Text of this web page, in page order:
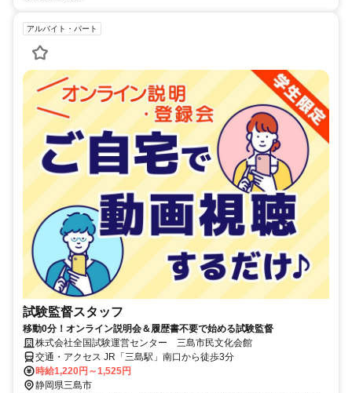
アルバイト・パート
試験監督スタッフ
移動0分！オンライン説明会＆履歴書不要で始める試験監督
株式会社全国試験運営センター 三島市民文化会館
交通・アクセス JR「三島駅」南口から徒歩3分
時給1,220円～1,525円
静岡県三島市